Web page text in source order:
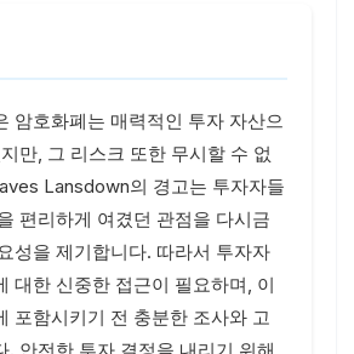
암호화폐는 매력적인 투자 자산으
만, 그 리스크 또한 무시할 수 없
Lansdown의 경고는 투자자들
편리하게 여겼던 관점을 다시금
성을 제기합니다. 따라서 투자자
대한 신중한 접근이 필요하며, 이
포함시키기 전 충분한 조사와 고